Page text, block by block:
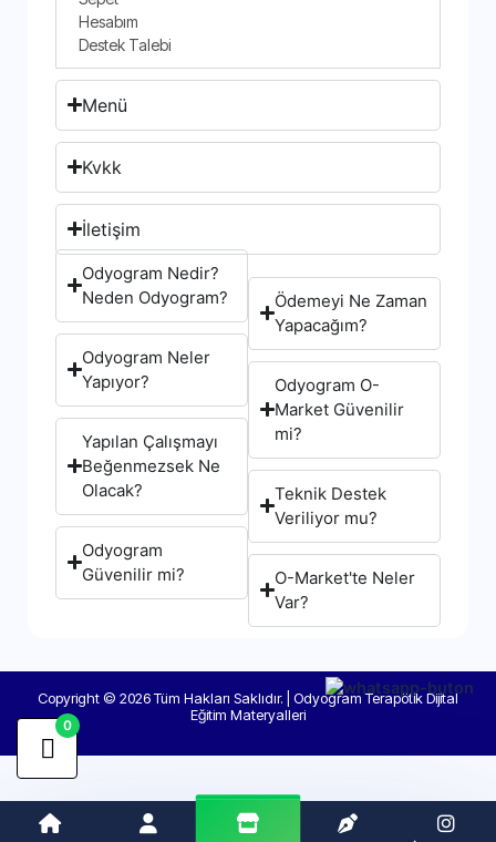
Hesabım
Destek Talebi
Menü
Kvkk
İletişim
Odyogram Nedir?
Neden Odyogram?
Odyogram Neler
Yapıyor?
Yapılan Çalışmayı
Beğenmezsek Ne
Olacak?
Odyogram
Güvenilir mi?
Ödemeyi Ne Zaman
Yapacağım?
Odyogram O-
Market Güvenilir
mi?
Teknik Destek
Veriliyor mu?
O-Market'te Neler
Var?
Copyright © 2026 Tüm Hakları Saklıdır. | Odyogram Terapötik Dijital
Eğitim Materyalleri
0